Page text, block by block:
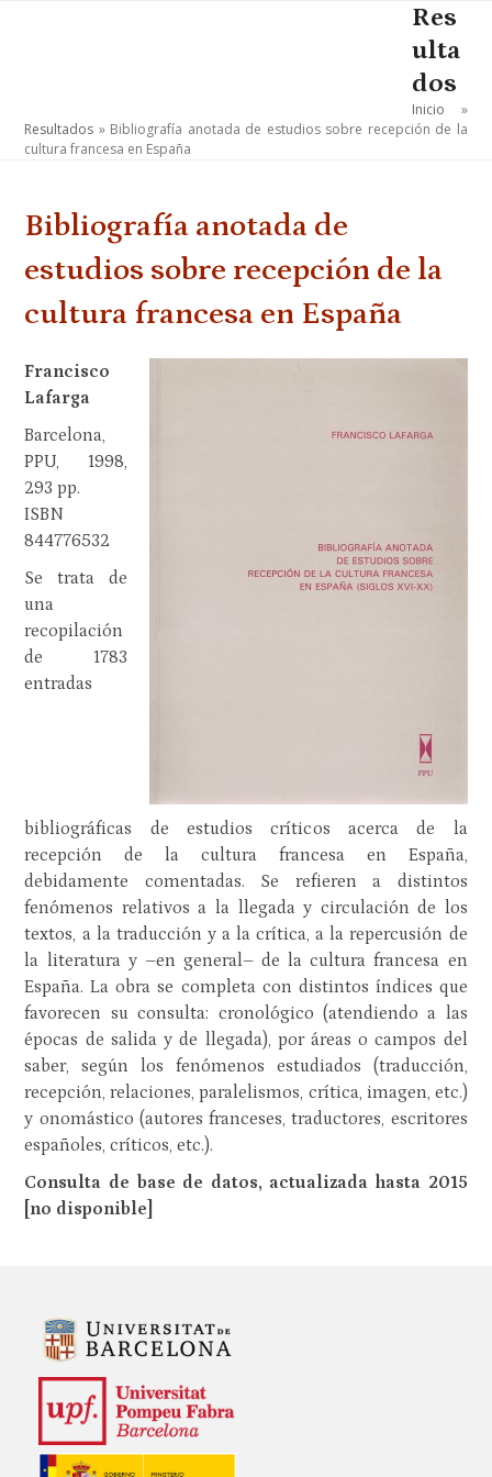
Res
ulta
dos
Inicio »
Resultados » Bibliografía anotada de estudios sobre recepción de la
cultura francesa en España
Bibliografía anotada de
estudios sobre recepción de la
cultura francesa en España
Francisco
Lafarga
Barcelona,
PPU, 1998,
293 pp.
ISBN
844776532
Se trata de
una
recopilación
de 1783
entradas
bibliográficas de estudios críticos acerca de la
recepción de la cultura francesa en España,
debidamente comentadas. Se refieren a distintos
fenómenos relativos a la llegada y circulación de los
textos, a la traducción y a la crítica, a la repercusión de
la literatura y –en general– de la cultura francesa en
España. La obra se completa con distintos índices que
favorecen su consulta: cronológico (atendiendo a las
épocas de salida y de llegada), por áreas o campos del
saber, según los fenómenos estudiados (traducción,
recepción, relaciones, paralelismos, crítica, imagen, etc.)
y onomástico (autores franceses, traductores, escritores
españoles, críticos, etc.).
Consulta de base de datos, actualizada hasta 2015
[no disponible]